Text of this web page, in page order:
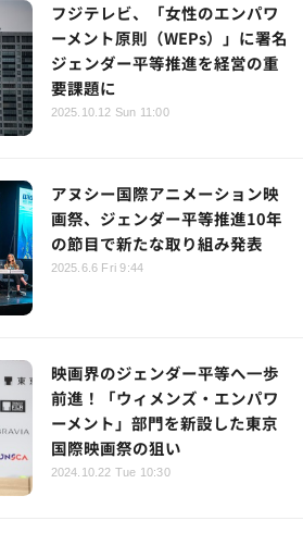
フジテレビ、「女性のエンパワ
ーメント原則（WEPs）」に署名
ジェンダー平等推進を経営の重
要課題に
2025.10.12 Sun 11:00
アヌシー国際アニメーション映
画祭、ジェンダー平等推進10年
の節目で新たな取り組み発表
2025.6.6 Fri 9:44
映画界のジェンダー平等へ一歩
前進！「ウィメンズ・エンパワ
ーメント」部門を新設した東京
国際映画祭の狙い
2024.10.22 Tue 10:30